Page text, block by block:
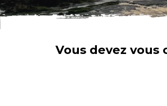
Vous devez